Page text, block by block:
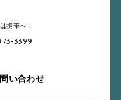
携帯へ！
3399
い合わせ